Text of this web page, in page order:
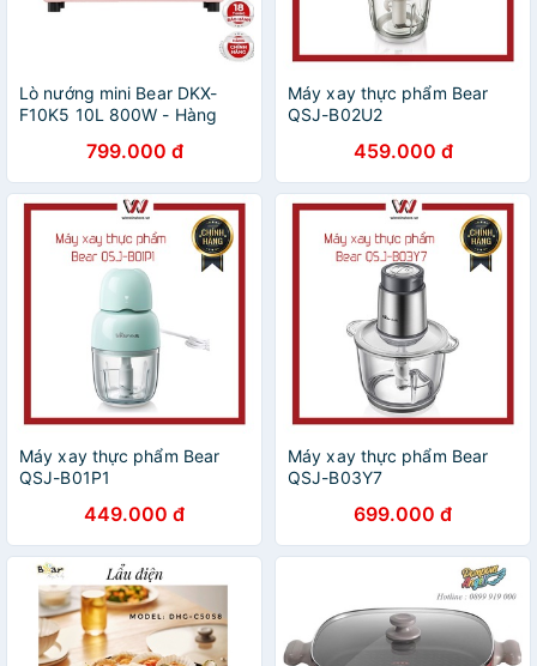
Lò nướng mini Bear DKX-
F10K5 10L 800W - Hàng
tháng. Lò nướng Bear
799.000 đ
Máy xay thực phẩm Bear
QSJ-B02U2
459.000 đ
Máy xay thực phẩm Bear
QSJ-B01P1
449.000 đ
Máy xay thực phẩm Bear
QSJ-B03Y7
699.000 đ